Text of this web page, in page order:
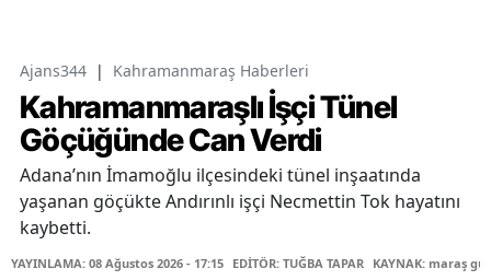
Ajans344 | Kahramanmaraş Haberleri
Kahramanmaraşlı İşçi Tünel
Göçüğünde Can Verdi
Adana’nın İmamoğlu ilçesindeki tünel inşaatında
yaşanan göçükte Andırınlı işçi Necmettin Tok hayatını
kaybetti.
YAYINLAMA: 08 Ağustos 2026 - 17:15 EDİTÖR: TUĞBA TAPAR KAYNAK: maraş